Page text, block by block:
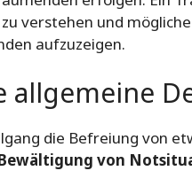
verstehen und mögliche
aufzuzeigen.
allgemeine
die Befreiung von
von